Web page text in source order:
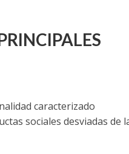
caracterizado
sociales desviadas de